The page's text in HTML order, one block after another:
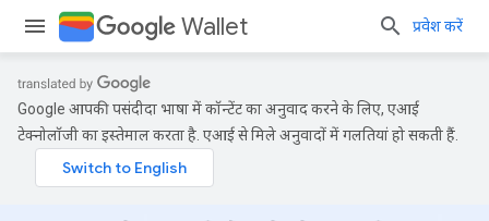
Wallet प्रवेश करें
Google आपकी पसंदीदा भाषा में कॉन्टेंट का अनुवाद करने के लिए, एआई
टेक्नोलॉजी का इस्तेमाल करता है. एआई से मिले अनुवादों में गलतियां हो सकती हैं.